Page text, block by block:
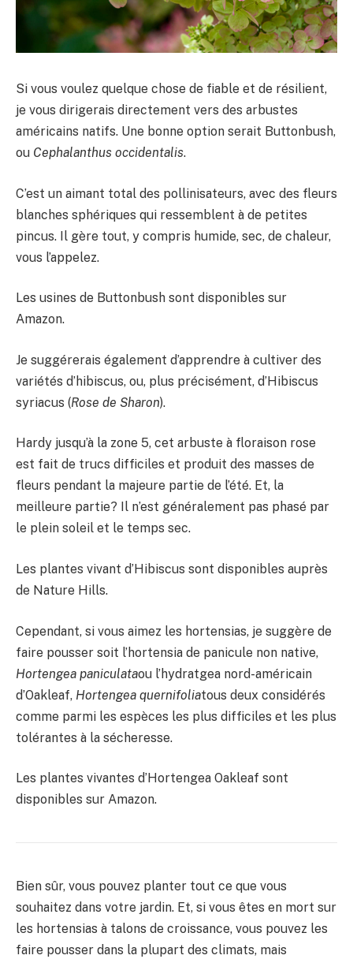
Si vous voulez quelque chose de fiable et de résilient,
je vous dirigerais directement vers des arbustes
américains natifs. Une bonne option serait Buttonbush,
ou Cephalanthus occidentalis.
C’est un aimant total des pollinisateurs, avec des fleurs
blanches sphériques qui ressemblent à de petites
pincus. Il gère tout, y compris humide, sec, de chaleur,
vous l’appelez.
Les usines de Buttonbush sont disponibles sur
Amazon.
Je suggérerais également d’apprendre à cultiver des
variétés d’hibiscus, ou, plus précisément, d’Hibiscus
syriacus (Rose de Sharon).
Hardy jusqu’à la zone 5, cet arbuste à floraison rose
est fait de trucs difficiles et produit des masses de
fleurs pendant la majeure partie de l’été. Et, la
meilleure partie? Il n’est généralement pas phasé par
le plein soleil et le temps sec.
Les plantes vivant d’Hibiscus sont disponibles auprès
de Nature Hills.
Cependant, si vous aimez les hortensias, je suggère de
faire pousser soit l’hortensia de panicule non native,
Hortengea paniculataou l’hydratgea nord-américain
d’Oakleaf, Hortengea quernifoliatous deux considérés
comme parmi les espèces les plus difficiles et les plus
tolérantes à la sécheresse.
Les plantes vivantes d’Hortengea Oakleaf sont
disponibles sur Amazon.
Bien sûr, vous pouvez planter tout ce que vous
souhaitez dans votre jardin. Et, si vous êtes en mort sur
les hortensias à talons de croissance, vous pouvez les
faire pousser dans la plupart des climats, mais